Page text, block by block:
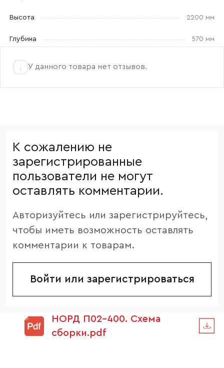
Высота 2200 мм
Глубина 570 мм
У данного товара нет отзывов.
К сожалению не
зарегистрированные
пользователи не могут
оставлять комментарии.
Авторизуйтесь или зарегистрируйтесь,
чтобы иметь возможность оставлять
комментарии к товарам.
Войти или зарегистрироваться
НОРД П02-400. Схема
сборки.pdf